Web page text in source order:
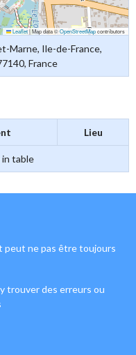
Leaflet|Map data ©OpenStreetMapcontributors
Marne, Ile-de-France,
France
Lieu
in table
peut ne pas être toujours
trouver des erreurs ou